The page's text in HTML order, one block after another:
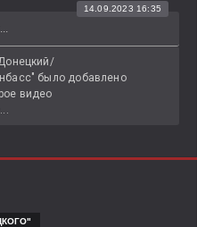
14.09.2023 16:35
было добавлено
видео